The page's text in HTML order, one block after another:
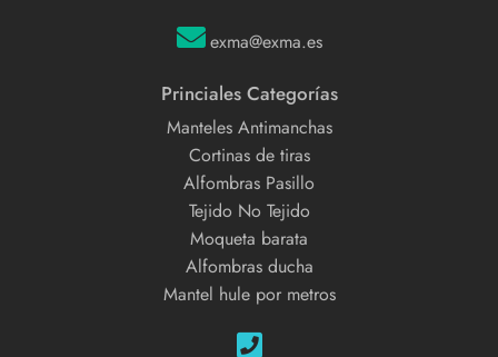
exma@exma.es
Princiales Categorías
Manteles Antimanchas
Cortinas de tiras
Alfombras Pasillo
Tejido No Tejido
Moqueta barata
Alfombras ducha
Mantel hule por metros